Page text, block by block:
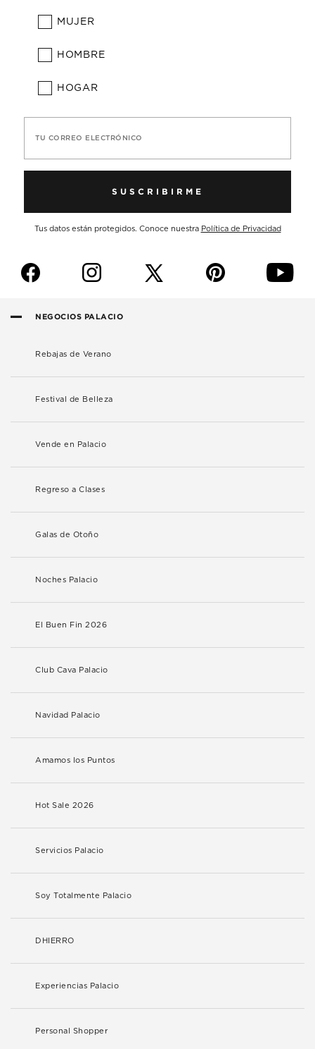
MUJER
HOMBRE
HOGAR
TU CORREO ELECTRÓNICO
SUSCRIBIRME
Tus datos están protegidos. Conoce nuestra Política de Privacidad
f i p y
NEGOCIOS PALACIO
Rebajas de Verano
Festival de Belleza
Vende en Palacio
Regreso a Clases
Galas de Otoño
Noches Palacio
El Buen Fin 2026
Club Cava Palacio
Navidad Palacio
Amamos los Puntos
Hot Sale 2026
Servicios Palacio
Soy Totalmente Palacio
DHIERRO
Experiencias Palacio
Personal Shopper